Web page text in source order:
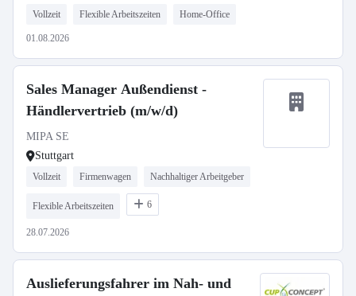
Vollzeit Flexible Arbeitszeiten Home-Office
01.08.2026
Sales Manager Außendienst -
Händlervertrieb (m/w/d)
MIPA SE
Stuttgart
Vollzeit Firmenwagen Nachhaltiger Arbeitgeber
Flexible Arbeitszeiten 6
28.07.2026
Auslieferungsfahrer im Nah- und